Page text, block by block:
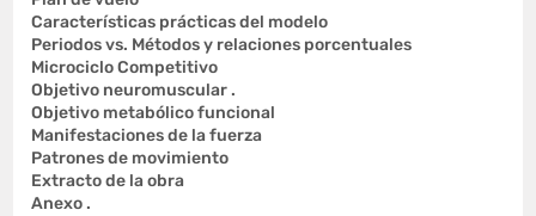
Características prácticas del modelo
Periodos vs. Métodos y relaciones porcentuales
Microciclo Competitivo
Objetivo neuromuscular .
Objetivo metabólico funcional
Manifestaciones de la fuerza
Patrones de movimiento
Extracto de la obra
Anexo .